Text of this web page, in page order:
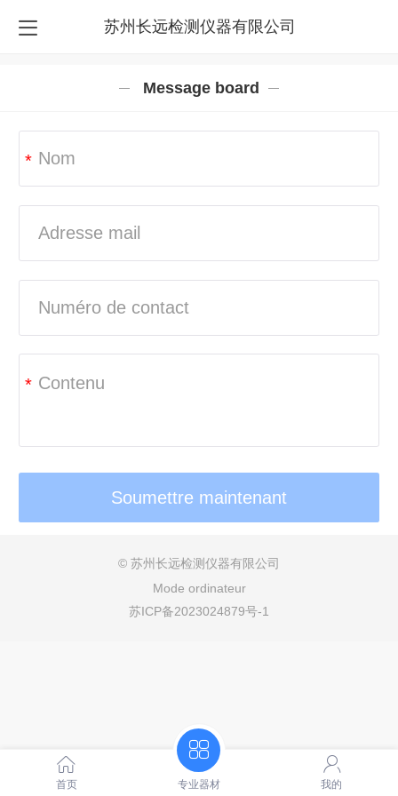
苏州长远检测仪器有限公司
Message board
*
*
© 苏州长远检测仪器有限公司
Mode ordinateur
苏ICP备2023024879号-1
首页 专业器材 我的